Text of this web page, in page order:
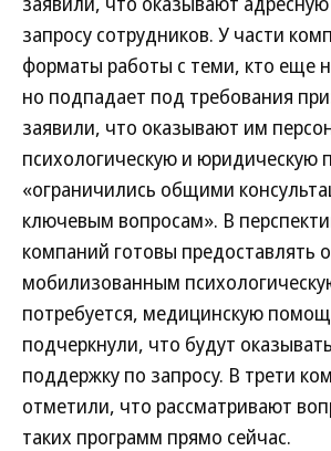
запросу сотрудников. У части
форматы работы с теми, кто еще
но подпадает под требования
заявили, что оказывают им
психологическую и юридическую
«ограничились общими
ключевым вопросам». В
компаний готовы предоставлять
мобилизованным
потребуется, медицинскую
подчеркнули, что будут
поддержку по запросу. В трети
отметили, что рассматривают
таких программ прямо сейчас.